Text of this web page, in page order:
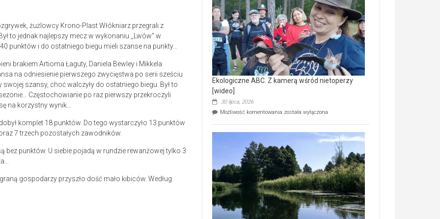
żużlowcy Krono-Plast Włókniarz przegrali z
to jednak najlepszy mecz w wykonaniu ,,Lwów” w
punktów i do ostatniego biegu mieli szanse na punkty…
brakiem Artioma Łaguty, Daniela Bewley i Mikkela
na odniesienie pierwszego zwycięstwa po serii sześciu
swojej szansy, choć walczyły do ostatniego biegu. Był to
Częstochowianie po raz pierwszy przekroczyli
na korzystny wynik…
komplet 18 punktów. Do tego wystarczyło 13 punktów
7 trzech pozostałych zawodników.
punktów. U siebie pojadą w rundzie rewanżowej tylko 3
gospodarzy przyszło dość mało kibiców. Według
prawdziwy
skarb
natury
[wideo]
Ekologiczne ABC. Z kamerą wśród nietoperzy
[wideo]
30 lipca, 2026
Możliwość komentowania Ekologiczne
wśród
nietoperzy
[wideo]
została wyłączona